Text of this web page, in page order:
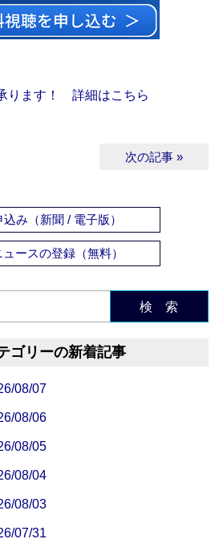
ります！ 詳細はこちら
次の記事 »
み（新聞 / 電子版）
ュースの登録（無料）
検 索
ゴリーの新着記事
08/07
08/06
08/05
08/04
08/03
07/31